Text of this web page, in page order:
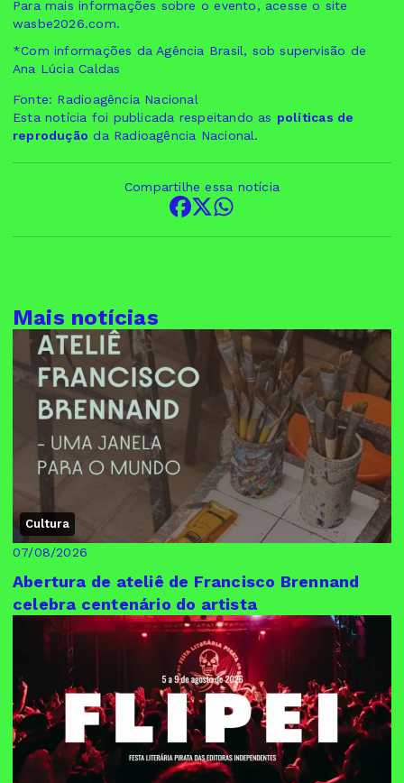
Para mais informações sobre o evento, acesse o site
wasbe2026.com.
*Com informações da Agência Brasil, sob supervisão de
Ana Lúcia Caldas
Fonte: Radioagência Nacional
Esta notícia foi publicada respeitando as políticas de
reprodução da Radioagência Nacional.
Compartilhe essa notícia
Mais notícias
Cultura
07/08/2026
Abertura de ateliê de Francisco Brennand
celebra centenário do artista